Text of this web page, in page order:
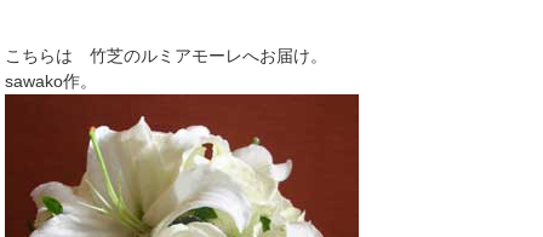
こちらは 竹芝のルミアモーレへお届け。
sawako作。